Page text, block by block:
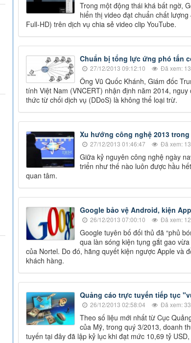
Trong một động thái khá bất ngờ,
hiển thị video đạt chuẩn chất
Full-HD) trên dịch vụ chia sẻ video clip YouTube.
Chuẩn bị tổng lực ứng phó tấn
27/12/2013 09:12:10 Đã xem:
Ông Vũ Quốc Khánh, Giám đốc
tính Việt Nam (VNCERT) nhận định năm 2014,
thức từ chối dịch vụ (DDoS) là không thể loại trừ.
Xu hướng công nghệ 2013 trong
27/12/2013 01:46:47 Đã xem:
Giữa kỷ nguyên công nghệ ngày
triển như thế nào luôn được hầu
quan tâm.
Google bảo vệ Android, kiện
26/12/2013 07:00:10 Đã xem:
Google tuyên bố đối thủ đã “phủ
qua làn sóng kiện tụng gắt gao
của Nortel. Do đó, hãng quyết kiện ngược Apple và
khách hàng.
Quảng cáo trực tuyến tiếp tục
26/12/2013 02:58:04 Đã xem:
Theo số liệu mới nhất từ Cục
của Mỹ, trong quý 3/2013, doanh
tuyến tại đây đã lập kỷ lục khi đạt mức 10,69 tỷ